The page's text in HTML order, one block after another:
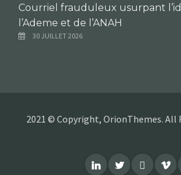
Courriel frauduleux usurpant
l’Ademe et de l’ANAH
30 JUILLET 2026
2021 © Copyright, OrionThemes. All